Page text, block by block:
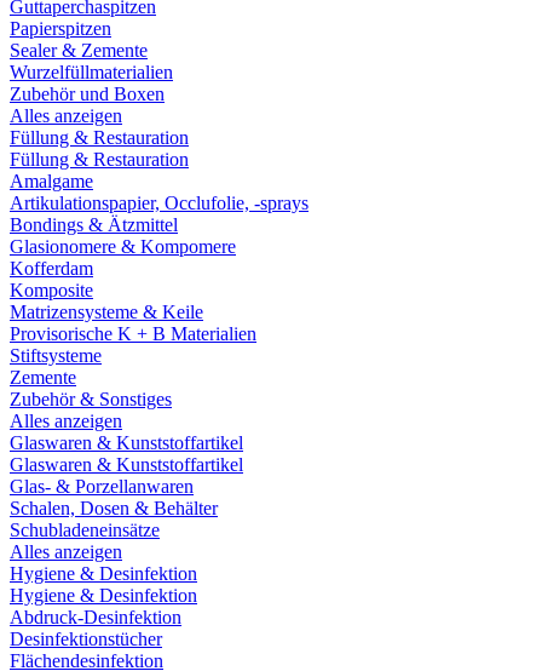
Guttaperchaspitzen
Papierspitzen
Sealer & Zemente
Wurzelfüllmaterialien
Zubehör und Boxen
Alles anzeigen
Füllung & Restauration
Füllung & Restauration
Amalgame
Artikulationspapier, Occlufolie, -sprays
Bondings & Ätzmittel
Glasionomere & Kompomere
Kofferdam
Komposite
Matrizensysteme & Keile
Provisorische K + B Materialien
Stiftsysteme
Zemente
Zubehör & Sonstiges
Alles anzeigen
Glaswaren & Kunststoffartikel
Glaswaren & Kunststoffartikel
Glas- & Porzellanwaren
Schalen, Dosen & Behälter
Schubladeneinsätze
Alles anzeigen
Hygiene & Desinfektion
Hygiene & Desinfektion
Abdruck-Desinfektion
Desinfektionstücher
Flächendesinfektion